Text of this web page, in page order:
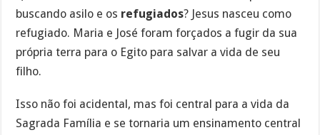
buscando asilo e os refugiados? Jesus nasceu como
refugiado. Maria e José foram forçados a fugir da sua
própria terra para o Egito para salvar a vida de seu
filho.
Isso não foi acidental, mas foi central para a vida da
Sagrada Família e se tornaria um ensinamento central